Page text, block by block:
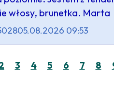
włosy, brunetka. Marta
05.08.2026 09:53
3 4 5 6 7 8